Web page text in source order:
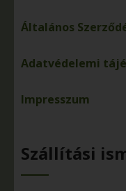
Általános
Adatvédelemi
Impresszum
Szállítási